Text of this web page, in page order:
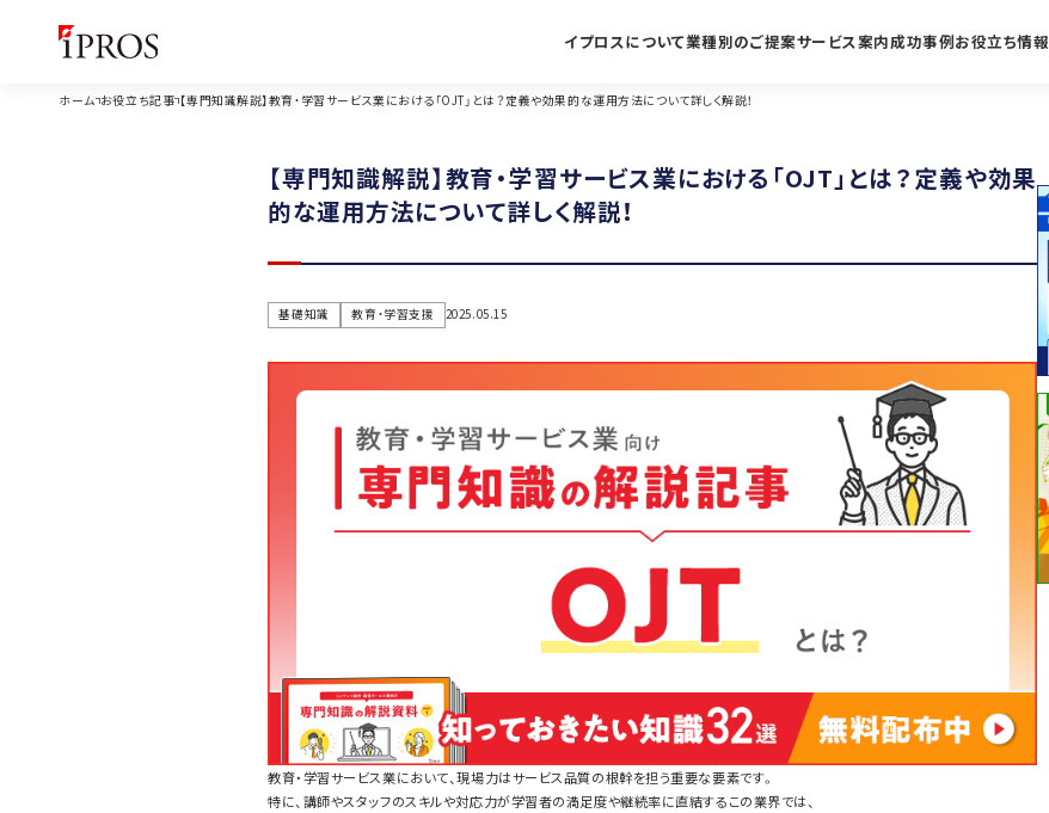
イプロスについて業種別のご提案サービス案内成功事例お役立ち情報
ホーム お役立ち記事 【専門知識解説】教育・学習サービス業における「OJT」とは？定義や効果的な運用方法について詳しく解説！
【専門知識解説】教育・学習サービス業における「OJT」とは？定義や効果
的な運用方法について詳しく解説！
基礎知識 教育・学習支援 2025.05.15
教育・学習サービス業において、現場力はサービス品質の根幹を担う重要な要素です。
特に、講師やスタッフのスキルや対応力が学習者の満足度や継続率に直結するこの業界では、